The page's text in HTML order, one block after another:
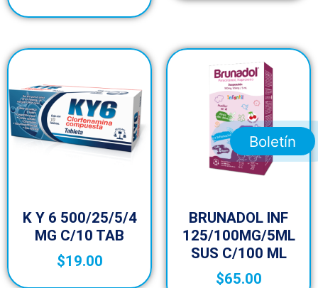
K Y 6 500/25/5/4
MG C/10 TAB
$19.00
BRUNADOL INF
125/100MG/5ML
SUS C/100 ML
$65.00
Boletín